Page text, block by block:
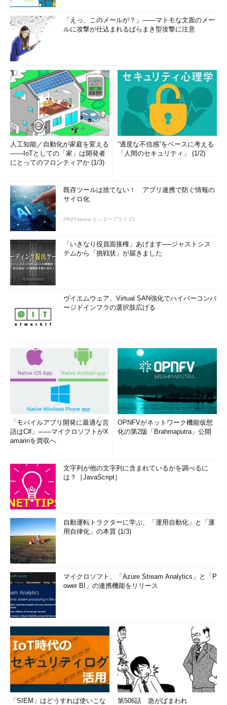
「えっ、このメールが？」――マトモな文面のメー
ルに攻撃が仕込まれるばらまき型攻撃に注意
人工知能／自動化が家庭を変える
――IoTとしての「家」は開発者
にとってのフロンティアか (1/3)
“適度な不信感”をベースに考える
「人間のセキュリティ」 (1/2)
既存ツールは捨てない！ アプリ連携で防ぐ情報の
サイロ化
PR(ITmedia エンタープライズ)
「いきなり役員面接権」あげます──ジャストシス
テムから「挑戦状」が届きました
ヴイエムウェア、Virtual SAN強化でハイパーコンバ
ージドインフラの選択肢広げる
「モバイルアプリ開発に最適な言
語はC#」――マイクロソフトがX
amarinを買収へ
OPNFVがネットワーク機能仮想
化の第2版「Brahmaputra」公開
文字列が他の文字列に含まれているかを調べるに
は？［JavaScript］
自動運転トラクターに学ぶ、「運用自動化」と「運
用自律化」の本質 (1/3)
マイクロソフト、「Azure Stream Analytics」と「P
ower BI」の連携機能をリリース
「SIEM」はどうすれば使いこな
第506話 急がばまわれ